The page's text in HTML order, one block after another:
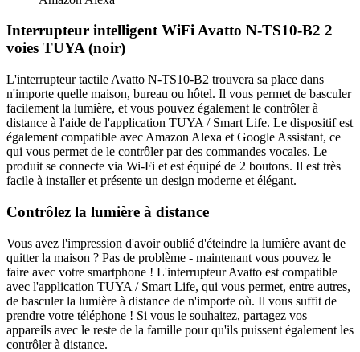
Interrupteur intelligent WiFi Avatto N-TS10-B2 2
voies TUYA (noir)
L'interrupteur tactile Avatto N-TS10-B2 trouvera sa place dans
n'importe quelle maison, bureau ou hôtel. Il vous permet de basculer
facilement la lumière, et vous pouvez également le contrôler à
distance à l'aide de l'application TUYA / Smart Life. Le dispositif est
également compatible avec Amazon Alexa et Google Assistant, ce
qui vous permet de le contrôler par des commandes vocales. Le
produit se connecte via Wi-Fi et est équipé de 2 boutons. Il est très
facile à installer et présente un design moderne et élégant.
Contrôlez la lumière à distance
Vous avez l'impression d'avoir oublié d'éteindre la lumière avant de
quitter la maison ? Pas de problème - maintenant vous pouvez le
faire avec votre smartphone ! L'interrupteur Avatto est compatible
avec l'application TUYA / Smart Life, qui vous permet, entre autres,
de basculer la lumière à distance de n'importe où. Il vous suffit de
prendre votre téléphone ! Si vous le souhaitez, partagez vos
appareils avec le reste de la famille pour qu'ils puissent également les
contrôler à distance.